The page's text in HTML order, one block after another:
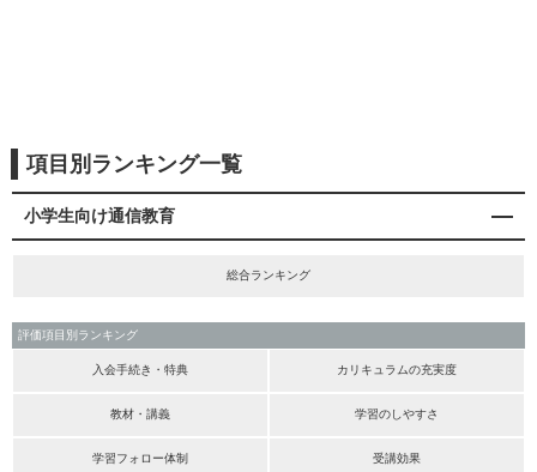
項目別ランキング一覧
小学生向け通信教育
総合ランキング
評価項目別ランキング
入会手続き・特典 カリキュラムの充実度
教材・講義 学習のしやすさ
学習フォロー体制 受講効果